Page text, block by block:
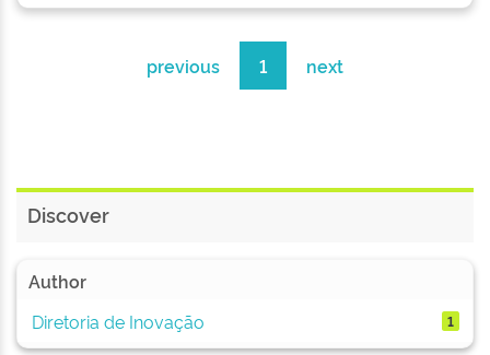
previous 1 next
Discover
Author
Diretoria de Inovação
1